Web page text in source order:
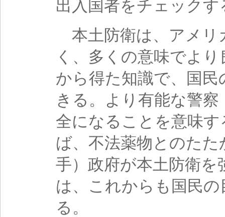
出入国者をチェック
本土防衛は、アメリ
く、多くの意味でよ
から得た知識で、国
きる。より有能な警
全になることを意味
ば、不法薬物とのた
手）政府が本土防衛
は、これからも国民
る。